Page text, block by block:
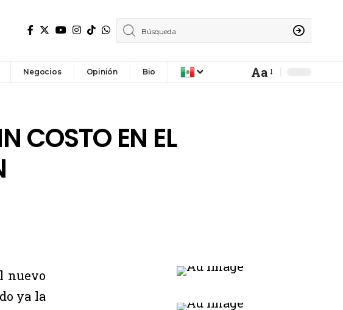
Negocios Opinión Bio Aa
COSTO EN EL
nuevo
ya la